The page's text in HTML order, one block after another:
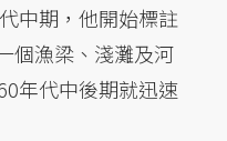
中期，他開始標註
個漁梁、淺灘及河
年代中後期就迅速